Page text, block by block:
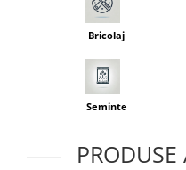
Seminte salata
Seminte sfecla
Seminte telina
Seminte varza
Seminte Vinete
Bricolaj
Seminte
PRODUSE